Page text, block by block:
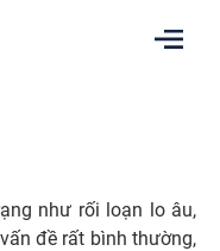
như rối loạn lo âu,
đề rất bình thường,